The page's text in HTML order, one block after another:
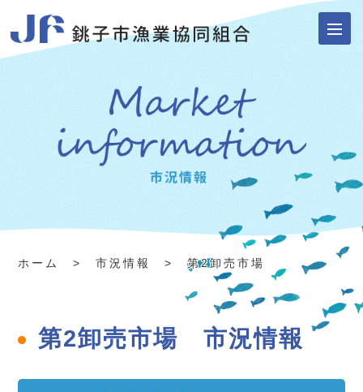
ホーム > 市況情報 > 第2卸売市場
第2卸売市場 市況情報